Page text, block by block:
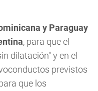
y Paraguay
, para que el
dilatación" y en el
previstos
que los